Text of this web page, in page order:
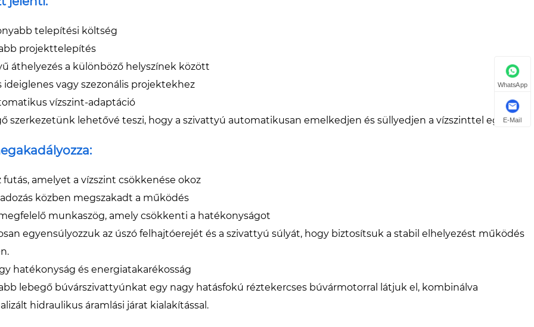
telepítési költség
projekttelepítés
áthelyezés a különböző helyszínek között
ideiglenes vagy szezonális projektekhez
vízszint-adaptáció
szerkezetünk lehetővé teszi, hogy a szivattyú automatikusan emelkedjen és süllyedjen a vízszinttel együtt.
futás, amelyet a vízszint csökkenése okoz
közben megszakadt a működés
munkaszög, amely csökkenti a hatékonyságot
egyensúlyozzuk az úszó felhajtóerejét és a szivattyú súlyát, hogy biztosítsuk a stabil elhelyezést működés
hatékonyság és energiatakarékosság
lebegő búvárszivattyúnkat egy nagy hatásfokú réztekercses búvármotorral látjuk el, kombinálva
hidraulikus áramlási járat kialakítással.
WhatsApp
E-Mail